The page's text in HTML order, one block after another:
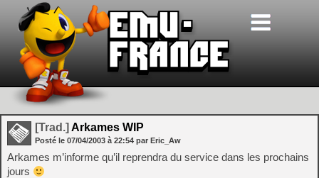
[Trad.] Arkames WIP
Posté le 07/04/2003 à 22:54 par Eric_Aw
Arkames m’informe qu’il reprendra du service dans les prochains
jours